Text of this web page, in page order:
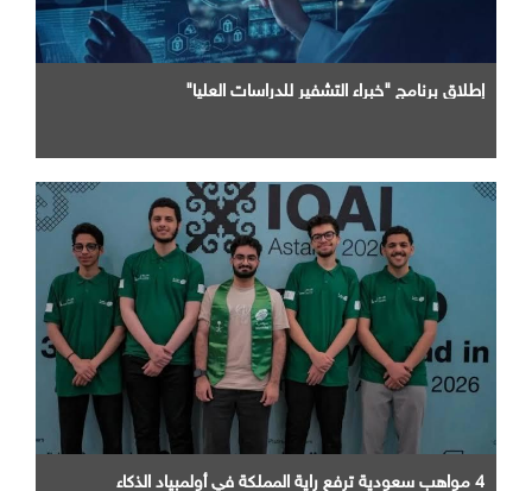
إطلاق برنامج "خبراء التشفير للدراسات العليا"
4 مواهب سعودية ترفع راية المملكة في أولمبياد الذكاء